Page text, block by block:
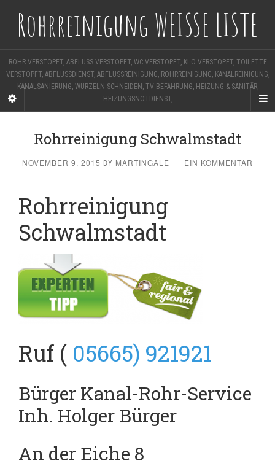
Rohrreinigung WEISSE LISTE
ROHR VERSTOPFT, ABFLUSS VERSTOPFT, WC VERSTOPFT, KLO VERSTOPFT, TOILETTE
VERSTOPFT, ABFLUSSDIENST, ABFLUSSREINIGUNG, ROHRREINIGUNG, KANALREINIGUNG,
KANALSANIERUNG, WURZELN SCHNEIDEN, TV-BEFAHRUNG, HEIZUNG & SANITÄR,
HEIZUNGSNOTDIENST,
Rohrreinigung Schwalmstadt
NOVEMBER 9, 2015 BY MARTINGALE · EIN KOMMENTAR
Rohrreinigung
Schwalmstadt
Ruf ( 05665) 921921
Bürger Kanal-Rohr-Service
Inh. Holger Bürger
An der Eiche 8